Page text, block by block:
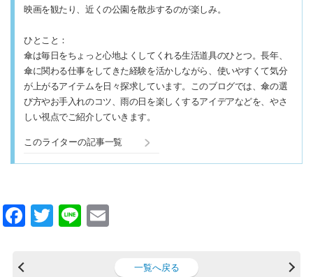
映画を観たり、近くの公園を散歩するのが楽しみ。
ひとこと：
傘は毎日をちょっと心地よくしてくれる生活道具のひとつ。長年、
傘に関わる仕事をしてきた経験を活かしながら、使いやすくて気分
が上がるアイテムを日々探求しています。このブログでは、傘の選
び方やお手入れのコツ、雨の日を楽しくするアイデアなどを、やさ
しい視点でご紹介していきます。
このライターの記事一覧
F
T
Li
一覧へ戻る